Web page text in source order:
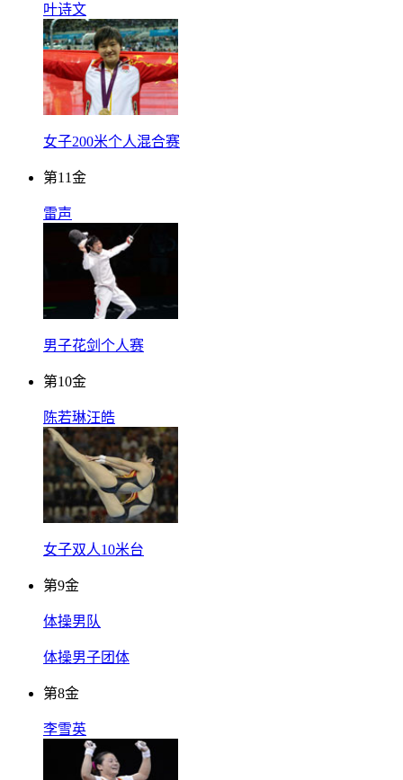
叶诗文
女子200米个人混合赛
第11金
雷声
男子花剑个人赛
第10金
陈若琳汪皓
女子双人10米台
第9金
体操男队
体操男子团体
第8金
李雪英